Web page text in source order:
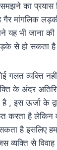
का प्रयास
गैर मांगलिक
यह भी जाना की
से हो सकता है
गलत व्यक्ति
के अंदर
है , इस ऊर्जा के
करता है लेकिन
सकता है इसलिए
व्यक्ति से